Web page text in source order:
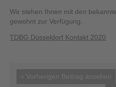
Wir stehen Ihnen mit den
gewohnt zur Verfügung.
TDBG Düsseldorf Kontakt 2020
« Vorherigen Beitrag ansehen